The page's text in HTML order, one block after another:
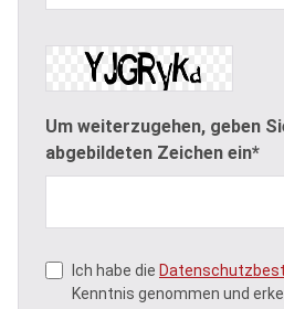
Um weiterzugehen, geben
abgebildeten Zeichen ein*
Ich habe die
Kenntnis genommen und